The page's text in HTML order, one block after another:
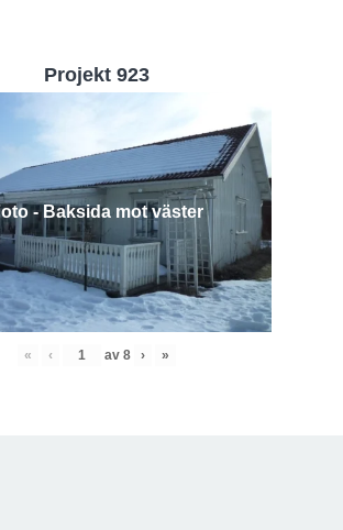
Projekt 923
- Baksida mot väster
« ‹ av 8 › »